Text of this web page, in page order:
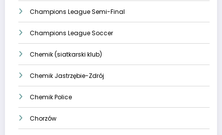
Champions League Semi-Final
Champions League Soccer
Chemik (siatkarski klub)
Chemik Jastrzębie-Zdrój
Chemik Police
Chorzów